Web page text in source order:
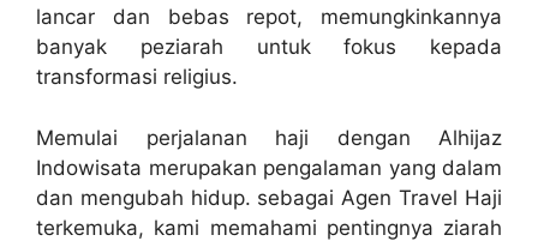
lancar dan bebas repot, memungkinkannya
banyak peziarah untuk fokus kepada
transformasi religius.
Memulai perjalanan haji dengan Alhijaz
Indowisata merupakan pengalaman yang dalam
dan mengubah hidup. sebagai Agen Travel Haji
terkemuka, kami memahami pentingnya ziarah